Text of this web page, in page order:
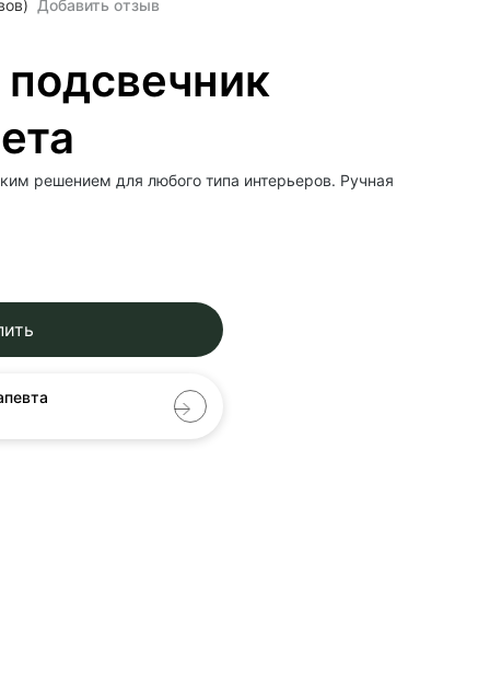
Добавить отзыв
решением для любого типа интерьеров. Ручная